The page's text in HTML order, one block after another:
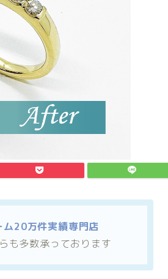
20万件実績専門店
も多数承っております